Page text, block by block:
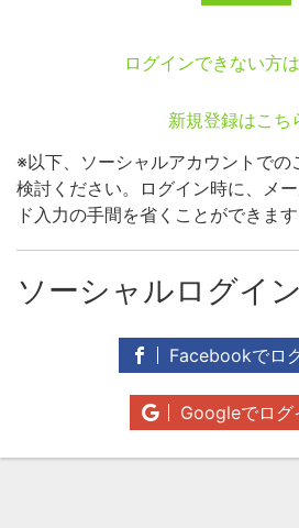
ログインできない方
新規登録はこち
※以下、ソーシャルアカウントでの
検討ください。ログイン時に、メ
ド入力の手間を省くことができます
ソーシャルログイン
Facebookでロ
Googleでログ